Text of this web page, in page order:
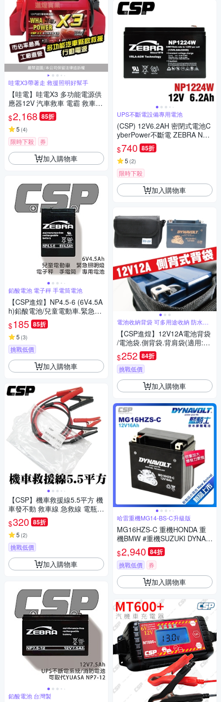
哇電X3帶著走 救援照明好幫手
【哇電】哇電X3 多功能電源供
應器12V 汽車救車 電霸 救車線
汽車緊急啟動 電池沒電 道路救
援 拋錨 台灣製 啟動電源 救車
電源 電瓶沒電
$2,168 85折
5 (4)
限時下殺 券
加入購物車
鉛酸電池 電子秤 手電筒電池
【CSP進煌】NP4.5-6 (6V4.5A
h)鉛酸電池/兒童電動車.緊急照
明燈電池
$185 85折
5 (3)
挑戰低價
加入購物車
【CSP】機車救援線5.5平方 機
車發不動 救車線 急救線 電瓶救
援線 電瓶救車線 電池救援線 拋
錨
$320 85折
5 (2)
挑戰低價
加入購物車
鉛酸電池 台灣製
UPS不斷電設備專用電池
(CSP) 12V6.2AH 密閉式電池C
yberPower不斷電 ZEBRA NP1
224W UPS 不斷電系統 電腦 電
源
$740 85折
5 (2)
限時下殺
加入購物車
電池收納背袋 可多用途收納 防水尼
龍材質
【CSP進煌】12V12A電池背袋
/電池袋.側背袋.背肩袋(適用:12
A~15A電池)
$252 84折
挑戰低價
加入購物車
哈雷重機MG14-BS-C升級版
MG16HZS-C 重機HONDA 重
機BMW #重機SUZUKI DYNAV
OLT 藍騎士 哈雷重機MG14-B
S-C升級版
$2,940 84折
挑戰低價 券
加入購物車